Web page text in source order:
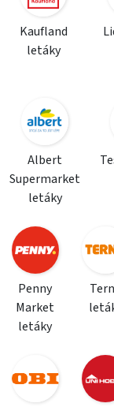
Kaufland
letáky
Albert
Supermarket
letáky
Penny
Market
letáky